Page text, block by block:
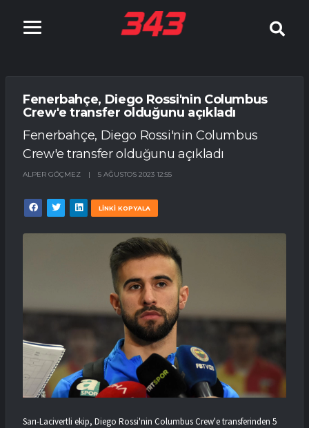
Fenerbahçe, Diego Rossi'nin Columbus
Crew'e transfer olduğunu açıkladı
Fenerbahçe, Diego Rossi'nin Columbus
Crew'e transfer olduğunu açıkladı
ALPER GÖÇMEZ | 5 AĞUSTOS 2023 12:55
LİNKİ KOPYALA
Sarı-Lacivertli ekip, Diego Rossi'nin Columbus Crew'e transferinden 5